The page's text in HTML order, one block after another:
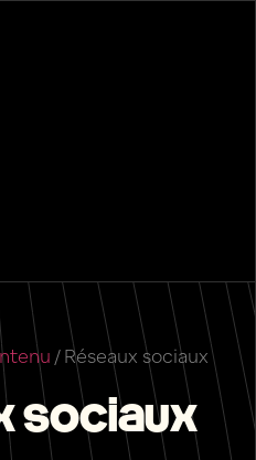
/Réseaux sociaux
sociaux